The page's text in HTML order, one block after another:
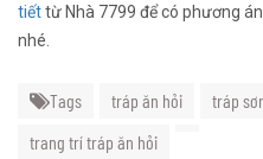
tiếttừ Nhà 7799 để có phương
nhé.
Tags tráp ăn hỏi
tráp
trang trí tráp ăn hỏi